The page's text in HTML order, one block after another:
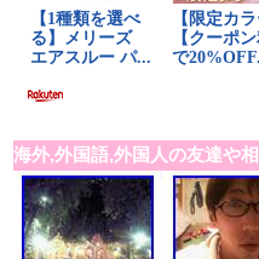
海外,外国語,外国人の友達や